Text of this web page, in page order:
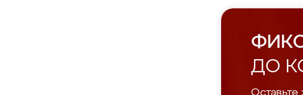
ДО
Оставьте